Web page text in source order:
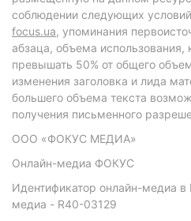
соблюдении следующих
focus.ua, упоминания
абзаца, объема
превышать 50% от общего
изменения заголовка и лида
большего объема текста
получения письменного
ООО «ФОКУС МЕДИА»
Онлайн-медиа ФОКУС
Идентификатор онлайн-медиа
медиа - R40-03129